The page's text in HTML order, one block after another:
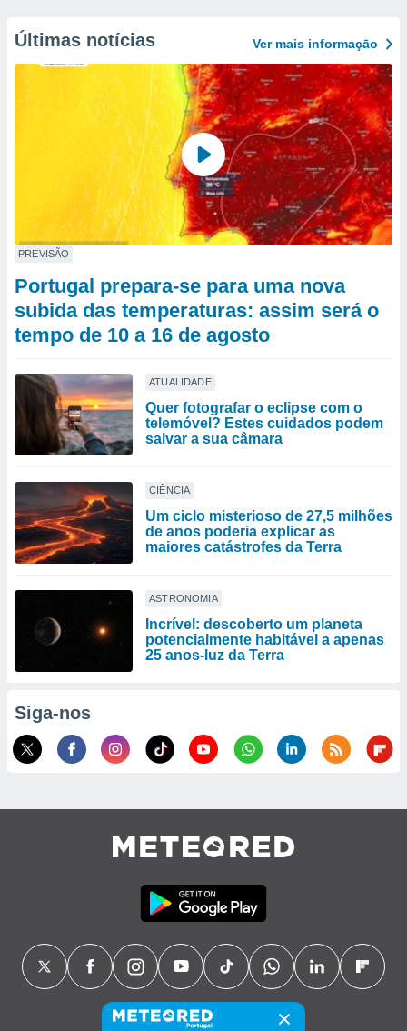
Últimas notícias Ver mais informaçāo
PREVISÃO
Portugal prepara-se para uma nova
subida das temperaturas: assim será o
tempo de 10 a 16 de agosto
ATUALIDADE
Quer fotografar o eclipse com o
telemóvel? Estes cuidados podem
salvar a sua câmara
CIÊNCIA
Um ciclo misterioso de 27,5 milhões
de anos poderia explicar as
maiores catástrofes da Terra
ASTRONOMIA
Incrível: descoberto um planeta
potencialmente habitável a apenas
25 anos-luz da Terra
Siga-nos